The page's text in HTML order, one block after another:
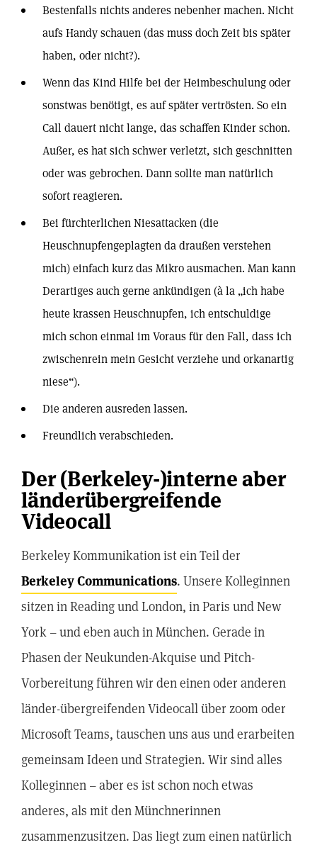
Bestenfalls nichts anderes nebenher machen. Nicht
aufs Handy schauen (das muss doch Zeit bis später
haben, oder nicht?).
Wenn das Kind Hilfe bei der Heimbeschulung oder
sonstwas benötigt, es auf später vertrösten. So ein
Call dauert nicht lange, das schaffen Kinder schon.
Außer, es hat sich schwer verletzt, sich geschnitten
oder was gebrochen. Dann sollte man natürlich
sofort reagieren.
Bei fürchterlichen Niesattacken (die
Heuschnupfengeplagten da draußen verstehen
mich) einfach kurz das Mikro ausmachen. Man kann
Derartiges auch gerne ankündigen (à la „ich habe
heute krassen Heuschnupfen, ich entschuldige
mich schon einmal im Voraus für den Fall, dass ich
zwischenrein mein Gesicht verziehe und orkanartig
niese“).
Die anderen ausreden lassen.
Freundlich verabschieden.
Der (Berkeley-)interne aber
länderübergreifende
Videocall
Berkeley Kommunikation ist ein Teil der
Berkeley Communications. Unsere Kolleginnen
sitzen in Reading und London, in Paris und New
York – und eben auch in München. Gerade in
Phasen der Neukunden-Akquise und Pitch-
Vorbereitung führen wir den einen oder anderen
länder-übergreifenden Videocall über zoom oder
Microsoft Teams, tauschen uns aus und erarbeiten
gemeinsam Ideen und Strategien. Wir sind alles
Kolleginnen – aber es ist schon noch etwas
anderes, als mit den Münchnerinnen
zusammenzusitzen. Das liegt zum einen natürlich